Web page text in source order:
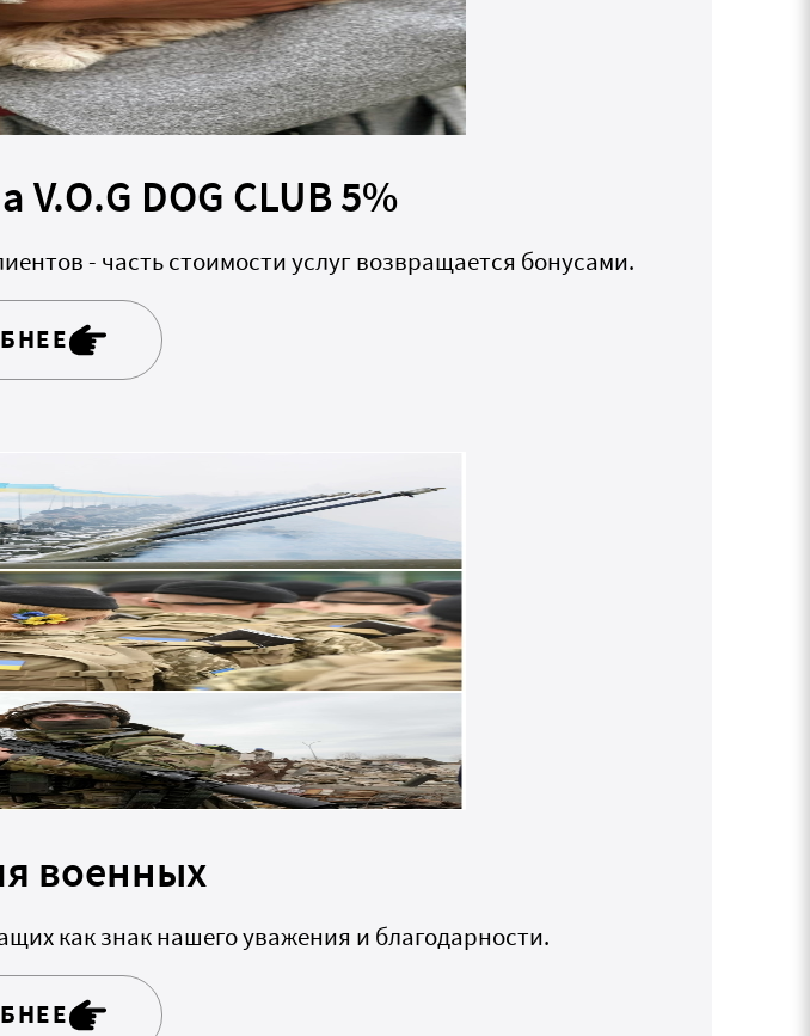
DOG CLUB 5%
- часть стоимости услуг возвращается бонусами.
военных
как знак нашего уважения и благодарности.